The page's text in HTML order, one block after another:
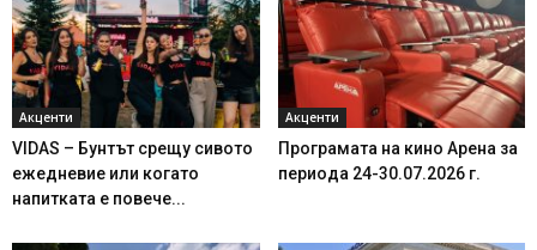
Акценти
VIDAS – Бунтът срещу сивото
ежедневие или когато
напитката е повече...
Акценти
Програмата на кино Арена за
периода 24-30.07.2026 г.